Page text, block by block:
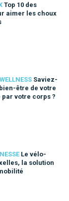
Top 10 des
aimer les choux
Bruxelles
Saviez-
être de votre
par votre corps ?
passe par votre
Le vélo-
la solution
de mobilité